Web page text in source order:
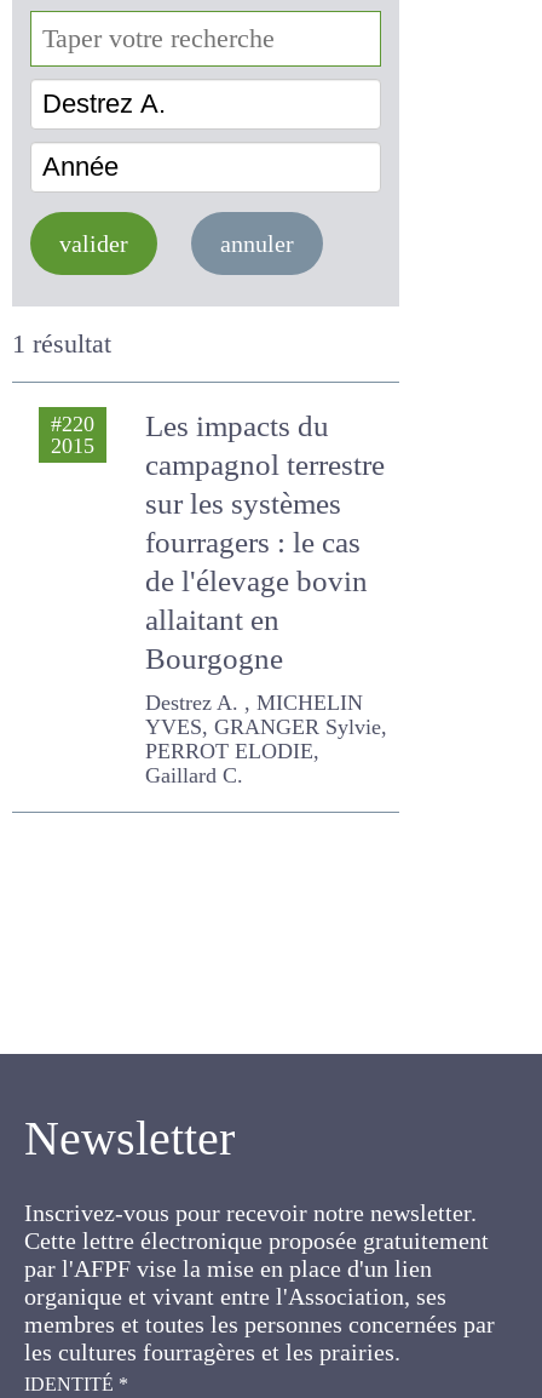
Destrez A.
valider annuler
1 résultat
#220
Les impacts du
campagnol
terrestre sur les
systèmes
fourragers : le cas
de l'élevage bovin
allaitant en
Bourgogne
Destrez A. , MICHELIN
Newsletter
Cette lettre électronique proposée
gratuitement par l'AFPF vise la mise en place
d'un lien organique et vivant entre l'Association,
ses membres et toutes les personnes
concernées par les cultures fourragères et les
prairies.
IDENTITÉ*